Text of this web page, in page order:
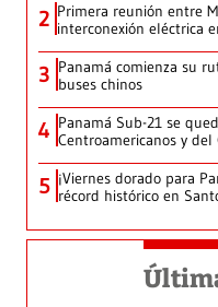
2 Primera reunión entre
interconexión eléctrica
3 Panamá comienza su
buses chinos
4 Panamá Sub-21 se
Centroamericanos y del
5 ¡Viernes dorado para
récord histórico en